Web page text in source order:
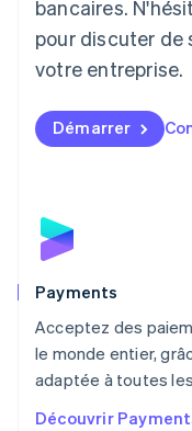
bancaires.
pour discuter de
votre entreprise.
Démarrer
Payments
Acceptez des
le monde entier,
adaptée à toutes
Découvrir
Luxembourg
FrançaisDeutsch
English简体中文
Malte
Norvège
English
English
NederlandsEnglish
Pologne
English
PortuguêsEnglish